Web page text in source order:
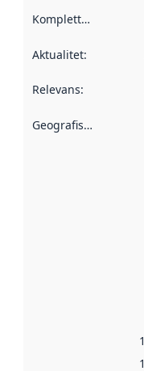
Kompletthet
Aktualitet:
Relevans:
Geografisk avgrensning